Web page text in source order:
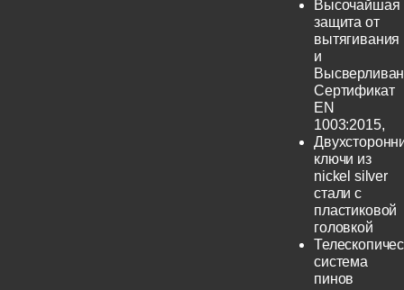
Высочайшая
защита от
вытягивания
и
Сертификат
EN
1003:2015,
ключи из
nickel silver
стали с
пластиковой
головкой
система
пинов